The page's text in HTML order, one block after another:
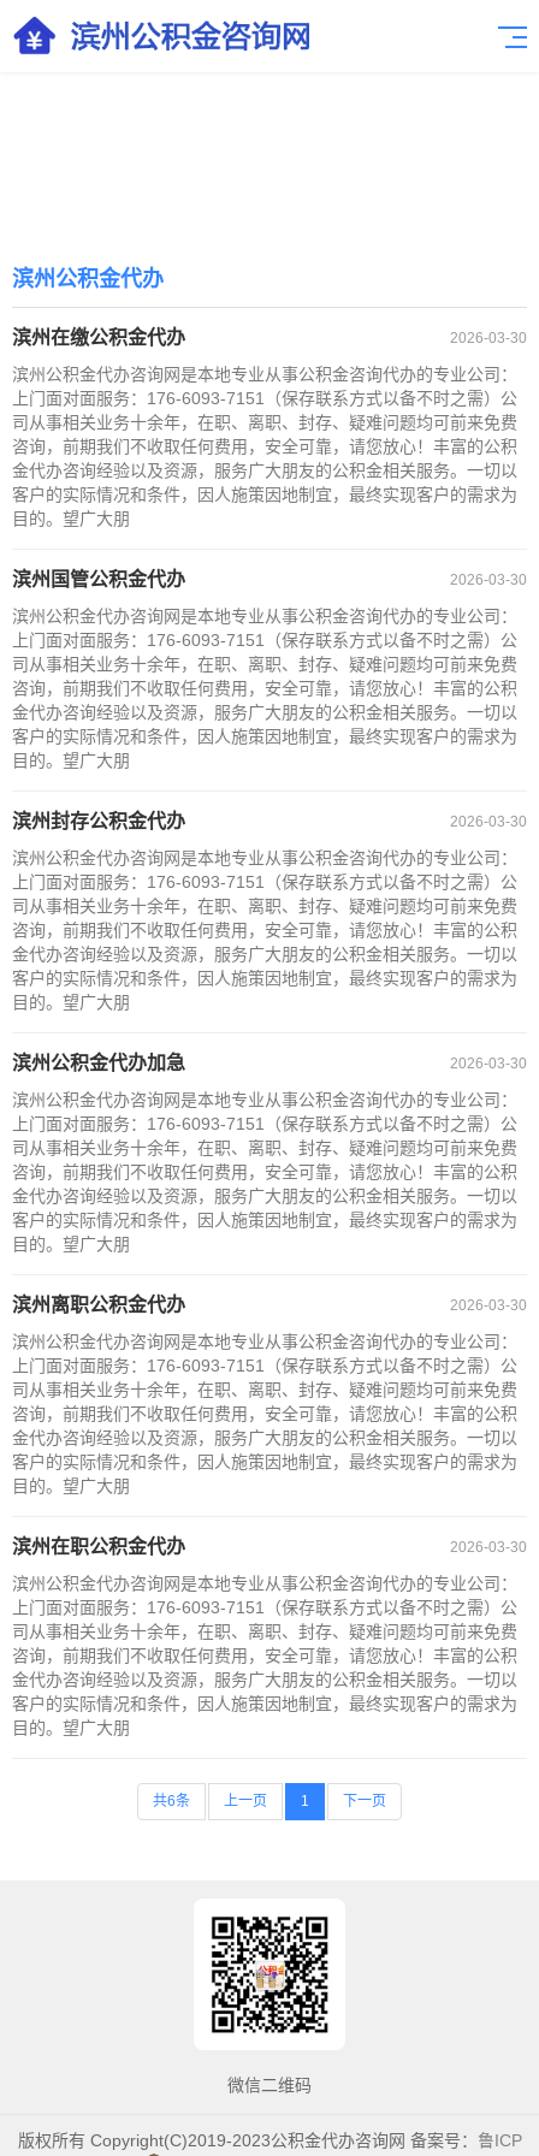
滨州公积金代办
2026-03-30
滨州在缴公积金代办
滨州公积金代办咨询网是本地专业从事公积金咨询代办的专业公司：
上门面对面服务：176-6093-7151（保存联系方式以备不时之需）公
司从事相关业务十余年，在职、离职、封存、疑难问题均可前来免费
咨询，前期我们不收取任何费用，安全可靠，请您放心！丰富的公积
金代办咨询经验以及资源，服务广大朋友的公积金相关服务。一切以
客户的实际情况和条件，因人施策因地制宜，最终实现客户的需求为
目的。望广大朋
2026-03-30
滨州国管公积金代办
滨州公积金代办咨询网是本地专业从事公积金咨询代办的专业公司：
上门面对面服务：176-6093-7151（保存联系方式以备不时之需）公
司从事相关业务十余年，在职、离职、封存、疑难问题均可前来免费
咨询，前期我们不收取任何费用，安全可靠，请您放心！丰富的公积
金代办咨询经验以及资源，服务广大朋友的公积金相关服务。一切以
客户的实际情况和条件，因人施策因地制宜，最终实现客户的需求为
目的。望广大朋
2026-03-30
滨州封存公积金代办
滨州公积金代办咨询网是本地专业从事公积金咨询代办的专业公司：
上门面对面服务：176-6093-7151（保存联系方式以备不时之需）公
司从事相关业务十余年，在职、离职、封存、疑难问题均可前来免费
咨询，前期我们不收取任何费用，安全可靠，请您放心！丰富的公积
金代办咨询经验以及资源，服务广大朋友的公积金相关服务。一切以
客户的实际情况和条件，因人施策因地制宜，最终实现客户的需求为
目的。望广大朋
2026-03-30
滨州公积金代办加急
滨州公积金代办咨询网是本地专业从事公积金咨询代办的专业公司：
上门面对面服务：176-6093-7151（保存联系方式以备不时之需）公
司从事相关业务十余年，在职、离职、封存、疑难问题均可前来免费
咨询，前期我们不收取任何费用，安全可靠，请您放心！丰富的公积
金代办咨询经验以及资源，服务广大朋友的公积金相关服务。一切以
客户的实际情况和条件，因人施策因地制宜，最终实现客户的需求为
目的。望广大朋
2026-03-30
滨州离职公积金代办
滨州公积金代办咨询网是本地专业从事公积金咨询代办的专业公司：
上门面对面服务：176-6093-7151（保存联系方式以备不时之需）公
司从事相关业务十余年，在职、离职、封存、疑难问题均可前来免费
咨询，前期我们不收取任何费用，安全可靠，请您放心！丰富的公积
金代办咨询经验以及资源，服务广大朋友的公积金相关服务。一切以
客户的实际情况和条件，因人施策因地制宜，最终实现客户的需求为
目的。望广大朋
2026-03-30
滨州在职公积金代办
滨州公积金代办咨询网是本地专业从事公积金咨询代办的专业公司：
上门面对面服务：176-6093-7151（保存联系方式以备不时之需）公
司从事相关业务十余年，在职、离职、封存、疑难问题均可前来免费
咨询，前期我们不收取任何费用，安全可靠，请您放心！丰富的公积
金代办咨询经验以及资源，服务广大朋友的公积金相关服务。一切以
客户的实际情况和条件，因人施策因地制宜，最终实现客户的需求为
目的。望广大朋
共6条 上一页 1 下一页
微信二维码
版权所有 Copyright(C)2019-2023公积金代办咨询网 备案号： 鲁ICP